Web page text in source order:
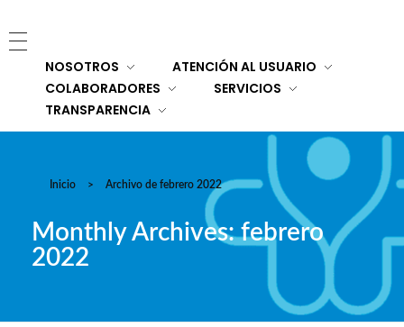
NOSOTROS
ATENCIÓN AL USUARIO
COLABORADORES
SERVICIOS
TRANSPARENCIA
Inicio > Archivo de febrero 2022
Monthly Archives: febrero
2022